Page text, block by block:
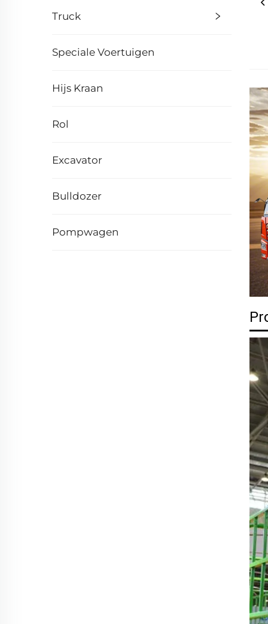
Truck
Speciale Voertuigen
Hijs Kraan
Rol
Excavator
Bulldozer
Pompwagen